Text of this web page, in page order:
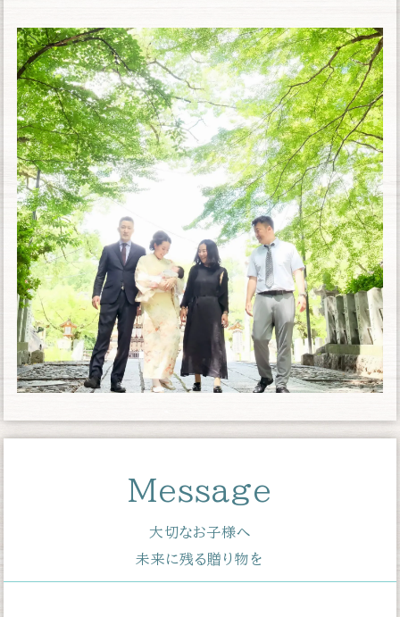
Message
大切なお子様へ
未来に残る贈り物を